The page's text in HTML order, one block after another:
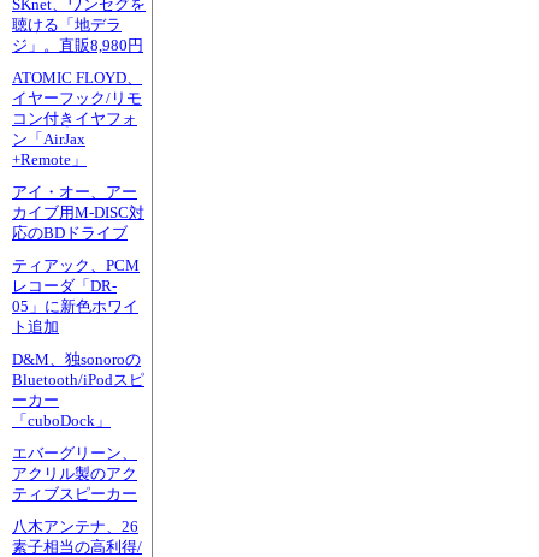
SKnet、ワンセグを
聴ける「地デラ
ジ」。直販8,980円
ATOMIC FLOYD、
イヤーフック/リモ
コン付きイヤフォ
ン「AirJax
+Remote」
アイ・オー、アー
カイブ用M-DISC対
応のBDドライブ
ティアック、PCM
レコーダ「DR-
05」に新色ホワイ
ト追加
D&M、独sonoroの
Bluetooth/iPodスピ
ーカー
「cuboDock」
エバーグリーン、
アクリル製のアク
ティブスピーカー
八木アンテナ、26
素子相当の高利得/